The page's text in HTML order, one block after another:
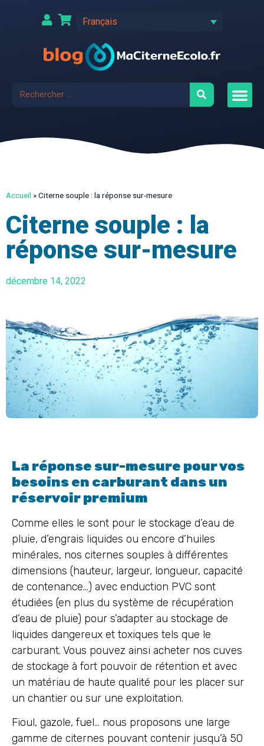
Français
Accueil »Citerne souple : la réponse sur-mesure
Citerne souple : la
réponse sur-mesure
décembre 14, 2022
La réponse sur-mesure pour vos
besoins en carburant dans un
réservoir premium
Comme elles le sont pour le stockage d’eau de
pluie, d’engrais liquides ou encore d’huiles
minérales, nos citernes souples à différentes
dimensions (hauteur, largeur, longueur, capacité
de contenance…) avec enduction PVC sont
étudiées (en plus du système de récupération
d’eau de pluie) pour s’adapter au stockage de
liquides dangereux et toxiques tels que le
carburant. Vous pouvez ainsi acheter nos cuves
de stockage à fort pouvoir de rétention et avec
un matériau de haute qualité pour les placer sur
un chantier ou sur une exploitation.
Fioul, gazole, fuel… nous proposons une large
gamme de citernes pouvant contenir jusqu’à 50